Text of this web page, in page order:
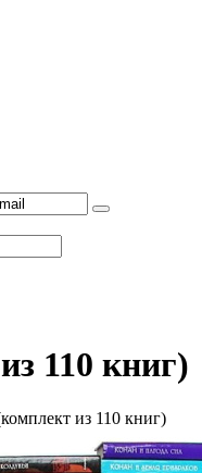
110 книг)
из 110 книг)